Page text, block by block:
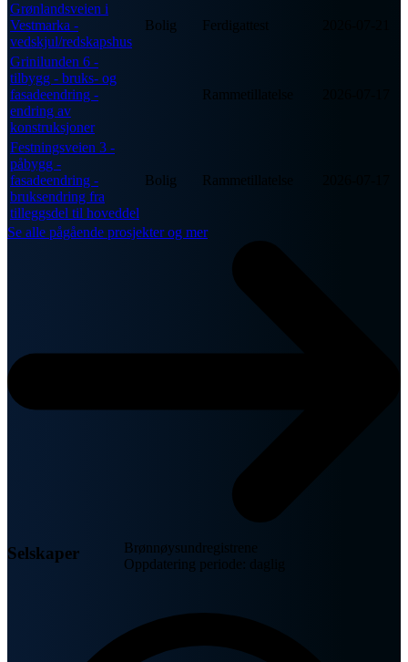
Grønlandsveien i
Vestmarka -
vedskjul/redskapshus
Bolig Ferdigattest
Grinilunden 6 -
tilbygg - bruks- og
fasadeendring -
endring av
konstruksjoner
Rammetillatelse
Festningsveien 3 -
påbygg -
fasadeendring -
bruksendring fra
tilleggsdel til hoveddel
Bolig Rammetillatelse
Se alle pågående prosjekter og mer
Selskaper
Brønnøysundregistrene
Oppdatering periode: daglig